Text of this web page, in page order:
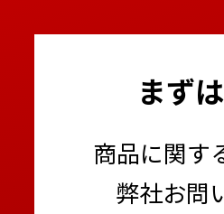
まず
商品に関す
弊社お問